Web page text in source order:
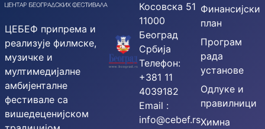
ЦЕБЕФ припрема и
реализује филмске,
музичке и
мултимедијалне
амбијенталне
фестивале са
вишедеценијском
Косовска 51
11000
Београд
Србија
Телефон:
+381 11
4039182
Email :
info@cebef.rs
Финансијски
план
Програм
рада
установе
Одлуке и
правилници
Химна